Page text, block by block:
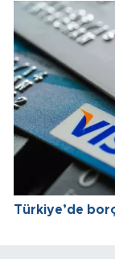
Türkiye’de